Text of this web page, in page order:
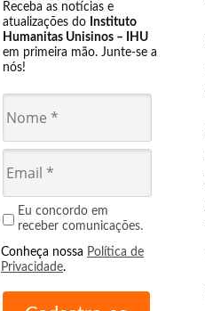
Receba as notícias e
atualizações do Instituto
Humanitas Unisinos – IHU
em primeira mão. Junte-se a
nós!
Eu concordo em
receber comunicações.
Conheça nossa Política de
Privacidade.